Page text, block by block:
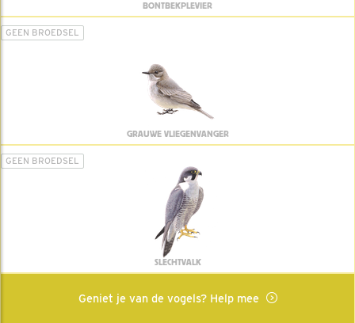
BONTBEKPLEVIER
GEEN BROEDSEL
GRAUWE VLIEGENVANGER
GEEN BROEDSEL
SLECHTVALK
Geniet je van de vogels? Help mee